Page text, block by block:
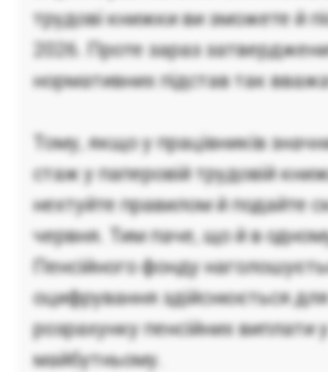
трудові книжки ви зможете й
2026. Проте зараз
нормативних підстав так
Тому, якщо у працівників
стаж у паперовій трудовій
нехтуйте правилом й подайте
червня. Тим паче, що й в одному
Пенсійного фонду
оцифрування здійснюється
розрахунку пенсійних виплати у
майбутньому.